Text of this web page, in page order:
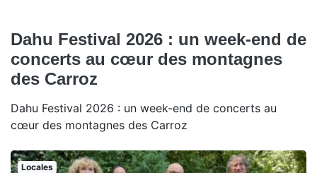
Dahu Festival 2026 : un week-end de
concerts au cœur des montagnes
des Carroz
Dahu Festival 2026 : un week-end de concerts au
cœur des montagnes des Carroz
Locales